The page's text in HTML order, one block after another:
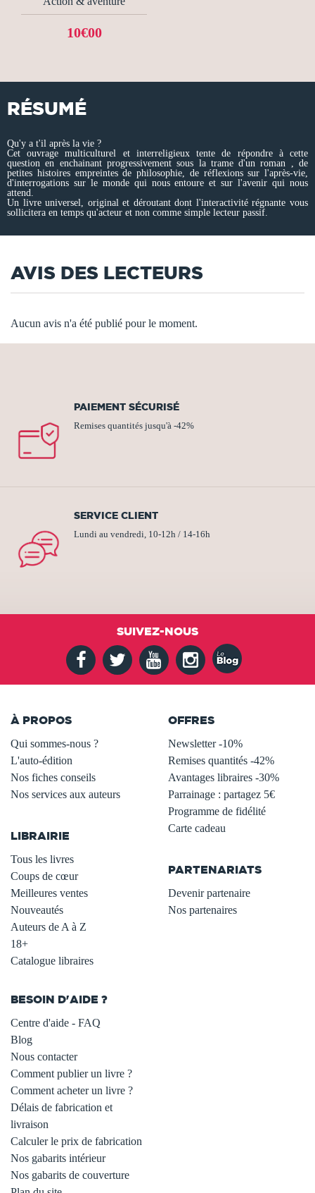
10€00
RÉSUMÉ
Qu'y a t'il après la vie ?
Cet ouvrage multiculturel et interreligieux tente de répondre à cette
question en enchainant progressivement sous la trame d'un roman , de
petites histoires empreintes de philosophie, de réflexions sur l'après-vie,
d'interrogations sur le monde qui nous entoure et sur l'avenir qui nous
attend.
Un livre universel, original et déroutant dont l'interactivité régnante vous
sollicitera en temps qu'acteur et non comme simple lecteur passif.
AVIS DES LECTEURS
Aucun avis n'a été publié pour le moment.
PAIEMENT SÉCURISÉ
Remises quantités jusqu'à -42%
SERVICE CLIENT
Lundi au vendredi, 10-12h / 14-16h
SUIVEZ-NOUS
À PROPOS
Qui sommes-nous ?
L'auto-édition
Nos fiches conseils
Nos services aux auteurs
LIBRAIRIE
Tous les livres
Coups de cœur
Meilleures ventes
Nouveautés
Auteurs de A à Z
18+
Catalogue libraires
OFFRES
Newsletter -10%
Remises quantités -42%
Avantages libraires -30%
Parrainage : partagez 5€
Programme de fidélité
Carte cadeau
PARTENARIATS
Devenir partenaire
Nos partenaires
BESOIN D'AIDE ?
Centre d'aide - FAQ
Blog
Nous contacter
Comment publier un livre ?
Comment acheter un livre ?
Délais de fabrication et
livraison
Calculer le prix de fabrication
Nos gabarits intérieur
Nos gabarits de couverture